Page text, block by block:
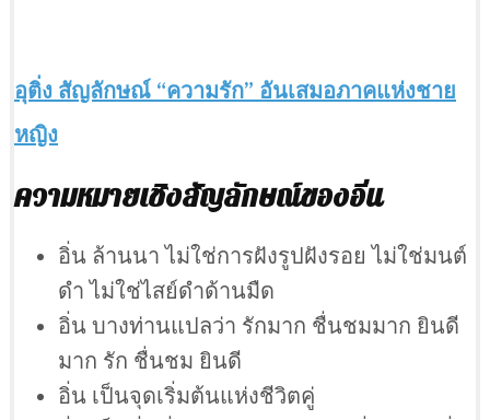
อุติ่ง สัญลักษณ์ “ความรัก” อันเสมอภาคแห่งชาย
หญิง
ความหมายเชิงสัญลักษณ์ของอิ่น
อิ่น ล้านนา ไม่ใช่การฝังรูปฝังรอย ไม่ใช่มนต์
ดำ ไม่ใช่ไสย์ดำด้านมืด
อิ่น บางท่านแปลว่า รักมาก ชื่นชมมาก ยินดี
มาก รัก ชื่นชม ยินดี
อิ่น เป็นจุดเริ่มต้นแห่งชีวิตคู่